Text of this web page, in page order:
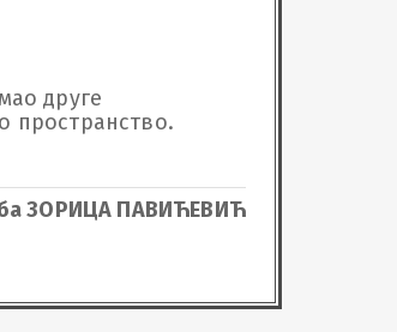
друге
пространство.
ЗОРИЦА ПАВИЋЕВИЋ